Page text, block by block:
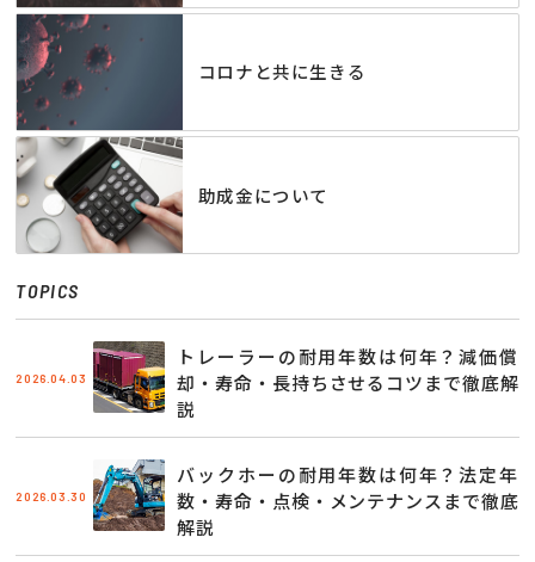
コロナと共に生きる
助成金について
TOPICS
2026.04.03
トレーラーの耐用年数は何年？減価償
却・寿命・長持ちさせるコツまで徹底解
説
2026.03.30
バックホーの耐用年数は何年？法定年
数・寿命・点検・メンテナンスまで徹底
解説